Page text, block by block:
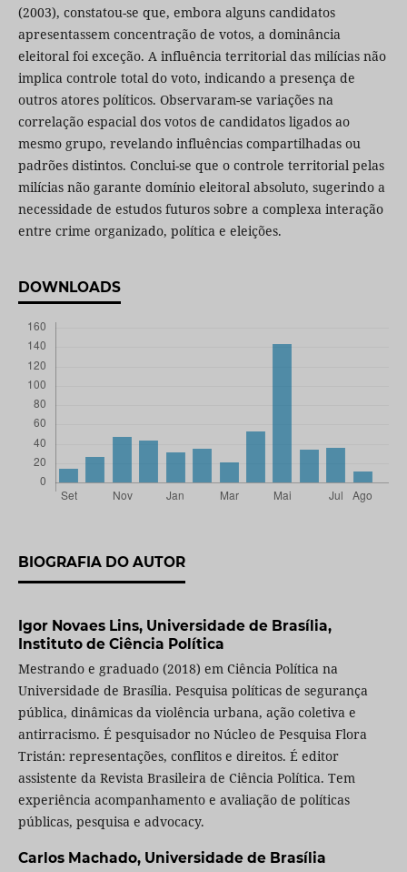
(2003), constatou-se que, embora alguns candidatos
apresentassem concentração de votos, a dominância
eleitoral foi exceção. A influência territorial das milícias não
implica controle total do voto, indicando a presença de
outros atores políticos. Observaram-se variações na
correlação espacial dos votos de candidatos ligados ao
mesmo grupo, revelando influências compartilhadas ou
padrões distintos. Conclui-se que o controle territorial pelas
milícias não garante domínio eleitoral absoluto, sugerindo a
necessidade de estudos futuros sobre a complexa interação
entre crime organizado, política e eleições.
DOWNLOADS
BIOGRAFIA DO AUTOR
Igor Novaes Lins, Universidade de Brasília,
Instituto de Ciência Política
Mestrando e graduado (2018) em Ciência Política na
Universidade de Brasília. Pesquisa políticas de segurança
pública, dinâmicas da violência urbana, ação coletiva e
antirracismo. É pesquisador no Núcleo de Pesquisa Flora
Tristán: representações, conflitos e direitos. É editor
assistente da Revista Brasileira de Ciência Política. Tem
experiência acompanhamento e avaliação de políticas
públicas, pesquisa e advocacy.
Carlos Machado, Universidade de Brasília